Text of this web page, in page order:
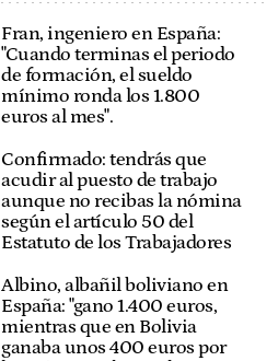
Fran, ingeniero en España:
"Cuando terminas el periodo
de formación, el sueldo
mínimo ronda los 1.800
euros al mes".
Confirmado: tendrás que
acudir al puesto de trabajo
aunque no recibas la nómina
según el artículo 50 del
Estatuto de los Trabajadores
Albino, albañil boliviano en
España: "gano 1.400 euros,
mientras que en Bolivia
ganaba unos 400 euros por